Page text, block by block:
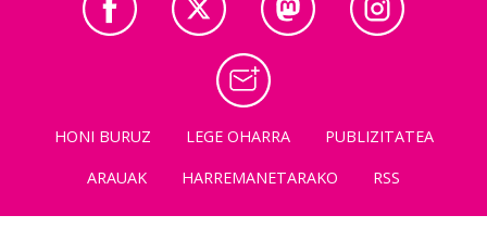
HONI BURUZ LEGE OHARRA
PUBLIZITATEA
ARAUAK
HARREMANETARAKO RSS